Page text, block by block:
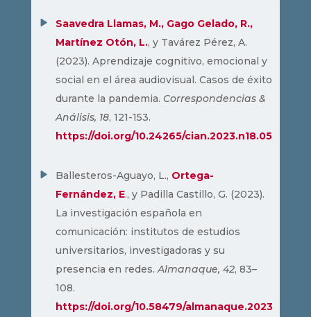
Saavedra Llamas, M., Gago Gelado, R.,
Martínez Otón, L., y Tavárez Pérez, A.
(2023). Aprendizaje cognitivo, emocional y
social en el área audiovisual. Casos de éxito
durante la pandemia. Correspondencias &
Análisis, 18, 121-153.
https://doi.org/10.24265/cian.2023.n18.05
Ballesteros-Aguayo, L., Ortega-
Fernández, E., y Padilla Castillo, G. (2023).
La investigación española en
comunicación: institutos de estudios
universitarios, investigadoras y su
presencia en redes.Almanaque, 42, 83–
108.
https://doi.org/10.58479/almanaque.2023